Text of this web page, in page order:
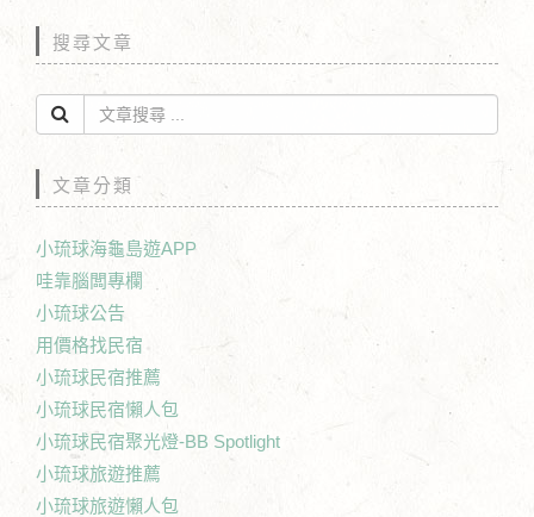
搜尋文章
文章分類
小琉球海龜島遊APP
哇靠腦闆專欄
小琉球公告
用價格找民宿
小琉球民宿推薦
小琉球民宿懶人包
小琉球民宿聚光燈-BB Spotlight
小琉球旅遊推薦
小琉球旅遊懶人包